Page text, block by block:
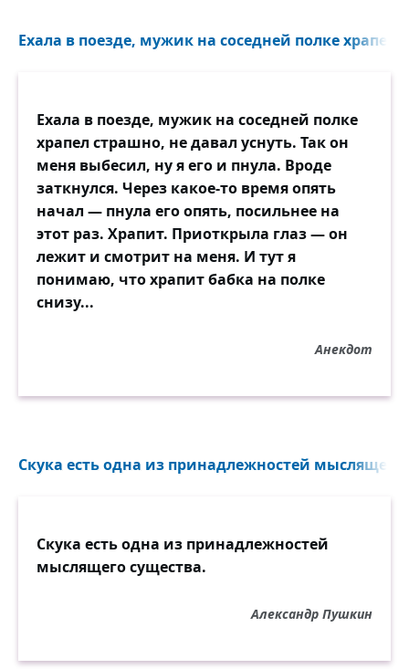
Ехала в поезде, мужик на соседней полке храпел
Ехала в поезде, мужик на соседней полке
храпел страшно, не давал уснуть. Так он
меня выбесил, ну я его и пнула. Вроде
заткнулся. Через какое-то время опять
начал — пнула его опять, посильнее на
этот раз. Храпит. Приоткрыла глаз — он
лежит и смотрит на меня. И тут я
понимаю, что храпит бабка на полке
снизу...
Анекдот
Скука есть одна из принадлежностей мыслящего
Скука есть одна из принадлежностей
мыслящего существа.
Александр Пушкин